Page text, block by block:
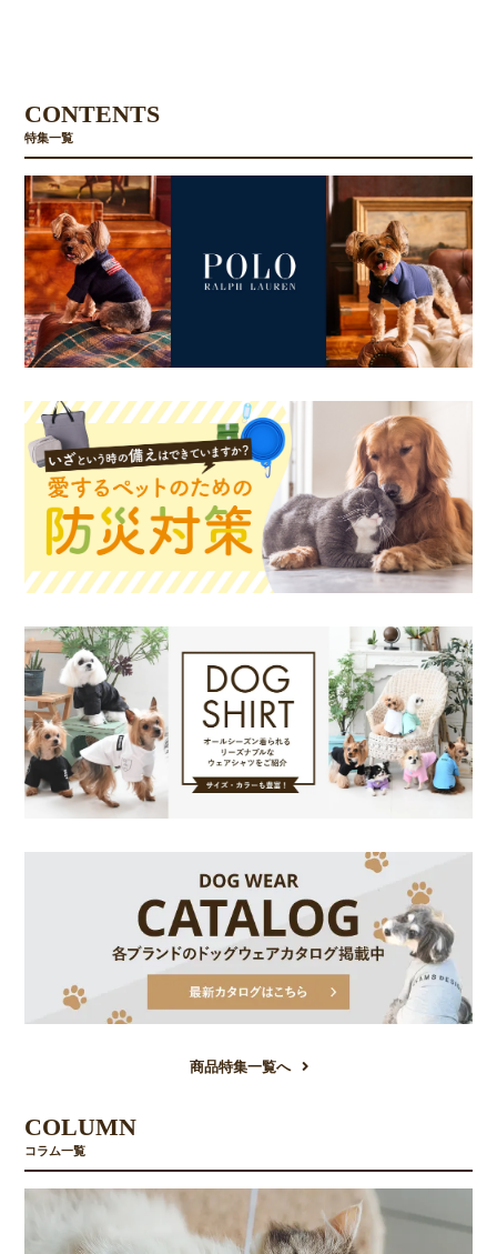
CONTENTS
特集一覧
商品特集一覧へ
COLUMN
コラム一覧